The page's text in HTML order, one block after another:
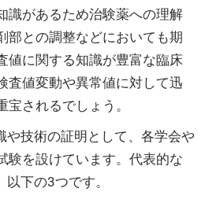
識があるため治験薬への理解
部との調整などにおいても期
値に関する知識が豊富な臨床
査値変動や異常値に対して迅
されるでしょう。
や技術の証明として、各学会や
験を設けています。代表的な
下の3つです。